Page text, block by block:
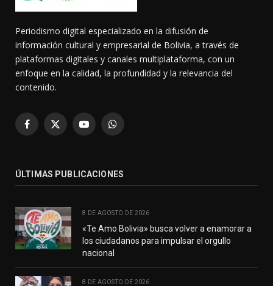
Periodismo digital especializado en la difusión de
información cultural y empresarial de Bolivia, a través de
plataformas digitales y canales multiplataforma, con un
enfoque en la calidad, la profundidad y la relevancia del
contenido.
Facebook
X
YouTubeWhatsApp
ÚLTIMAS PUBLICACIONES
8 DE AGOSTO DE 2026
«Te Amo Bolivia» busca volver a enamorar a
los ciudadanos para impulsar el orgullo
nacional
8 DE AGOSTO DE 2026